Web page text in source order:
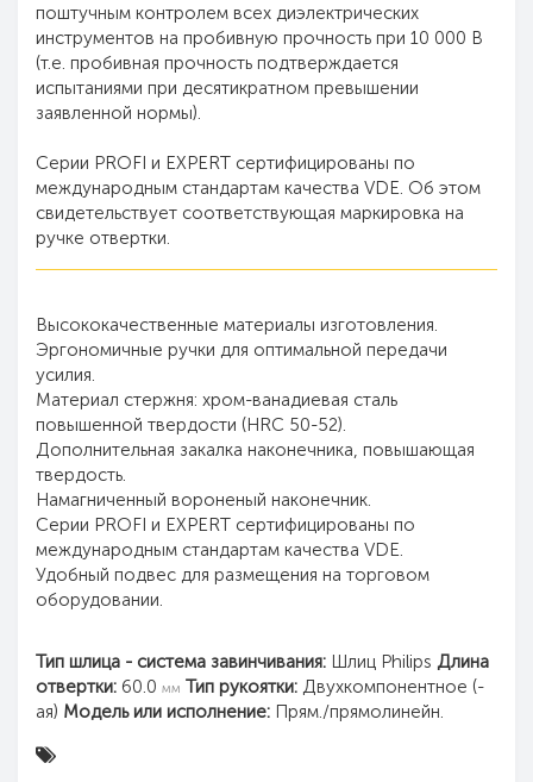
поштучным контролем всех диэлектрических
инструментов на пробивную прочность при 10 000 В
(т.е. пробивная прочность подтверждается
испытаниями при десятикратном превышении
заявленной нормы).
Серии PROFI и EXPERT сертифицированы по
международным стандартам качества VDE. Об этом
свидетельствует соответствующая маркировка на
ручке отвертки.
Высококачественные материалы изготовления.
Эргономичные ручки для оптимальной передачи
усилия.
Материал стержня: хром-ванадиевая сталь
повышенной твердости (HRC 50-52).
Дополнительная закалка наконечника, повышающая
твердость.
Намагниченный вороненый наконечник.
Серии PROFI и EXPERT сертифицированы по
международным стандартам качества VDE.
Удобный подвес для размещения на торговом
оборудовании.
Тип шлица - система завинчивания: Шлиц Philips Длина
отвертки: 60.0 мм Тип рукоятки: Двухкомпонентное (-
ая) Модель или исполнение: Прям./прямолинейн.